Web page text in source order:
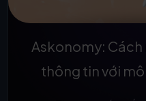
Askonomy:
thông tin với